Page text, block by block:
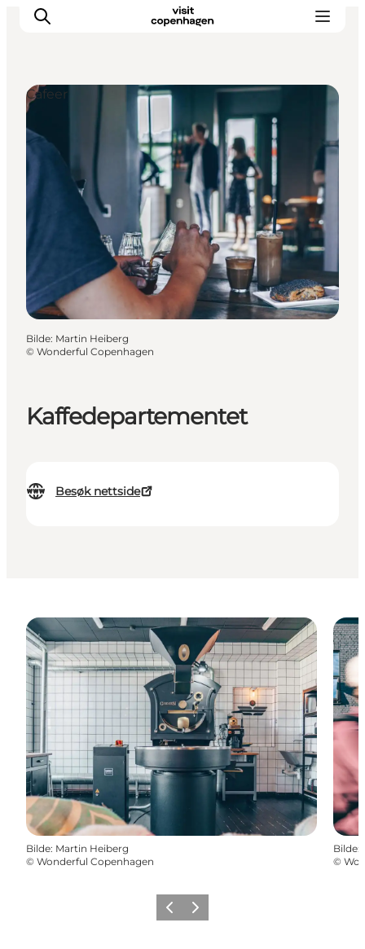
Aktiviteter
Spise og drikke
Planlegg turen din
Kaffedepartementet
Besøk nettside
Cafeer
Bilde: Martin Heiberg
© Wonderful Copenhagen
Bilde: Martin Heiberg
© Wonderful Copenhagen
Bilde:
©
ForrigeNeste